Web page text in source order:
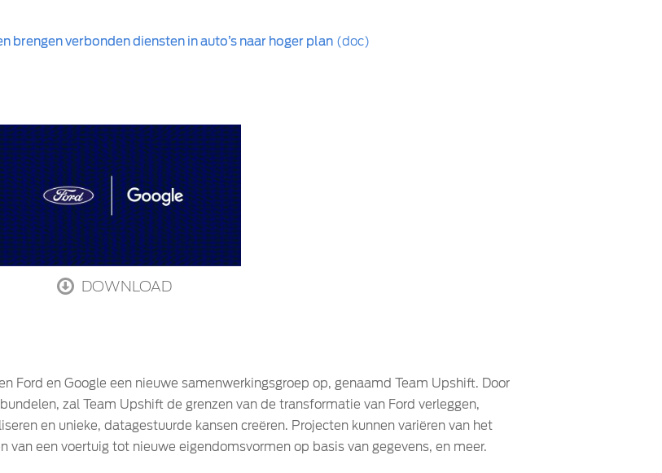
brengen verbonden diensten in auto’s naar hoger plan (doc)
DOWNLOAD
Ford en Google een nieuwe samenwerkingsgroep op, genaamd Team Upshift. Door
zal Team Upshift de grenzen van de transformatie van Ford verleggen,
en unieke, datagestuurde kansen creëren. Projecten kunnen variëren van het
van een voertuig tot nieuwe eigendomsvormen op basis van gegevens, en meer.